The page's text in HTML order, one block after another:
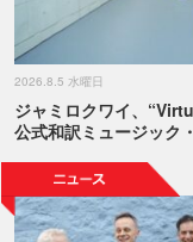
2026.8.5 水曜日
ジャミロクワイ、
公式和訳ミュージック